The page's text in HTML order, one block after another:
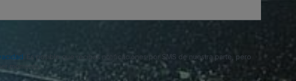
. Es posible que recibas notificaciones por SMS de nuestra parte, pero
momento.